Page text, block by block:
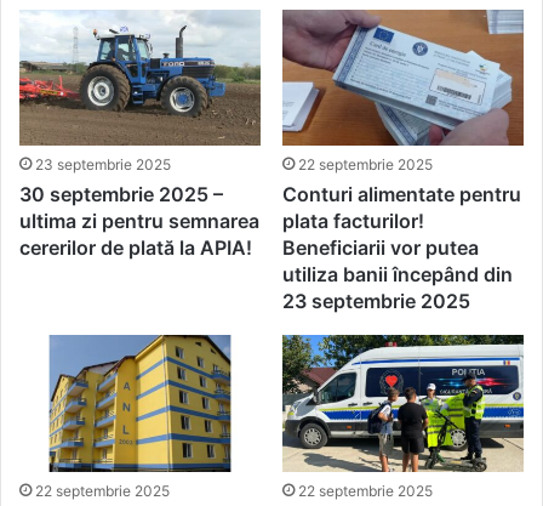
23 septembrie 2025
30 septembrie 2025 –
ultima zi pentru semnarea
cererilor de plată la APIA!
22 septembrie 2025
Conturi alimentate pentru
plata facturilor!
Beneficiarii vor putea
utiliza banii începând din
23 septembrie 2025
22 septembrie 2025 22 septembrie 2025